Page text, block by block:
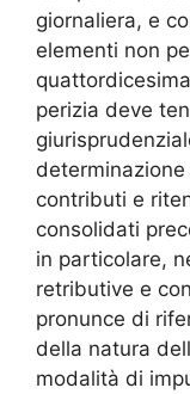
giornaliera, e
elementi non
perizia deve
contributi e
consolidati
in particolare,
retributive e
pronunce di
della natura
modalità di